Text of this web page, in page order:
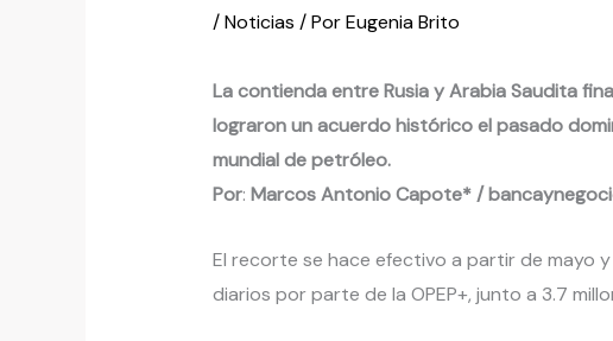
/Noticias / PorEugenia Brito
La contienda entre Rusia y Arabia Saudita
lograron un acuerdo histórico el pasado
mundial de petróleo.
Por: Marcos Antonio Capote* /
El recorte se hace efectivo a partir de mayo
diarios por parte de la OPEP+, junto a 3.7